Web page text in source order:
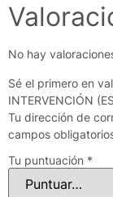
No hay
Sé el primero en
INTERVENCIÓN
Tu dirección de
campos
Tu puntuación *